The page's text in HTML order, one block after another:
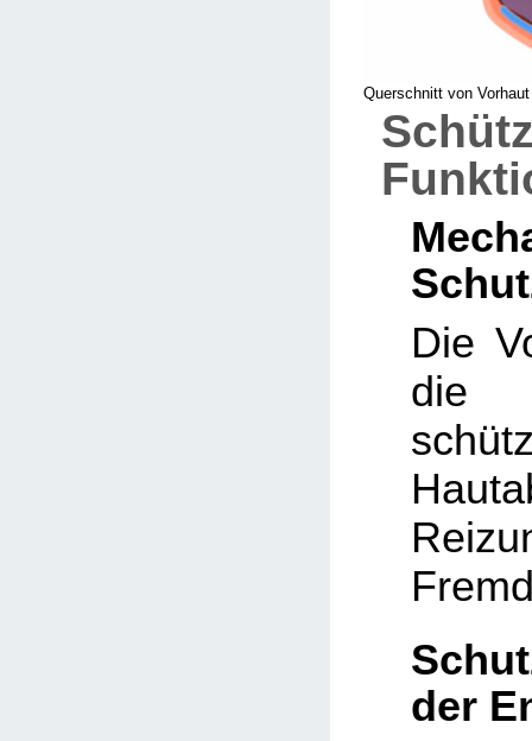
Querschnitt von
Die
die
der